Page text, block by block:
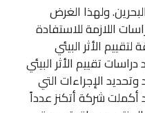
ولهذا الغرض
اللازمة للاستفادة
الأثر البيئي
تقييم الأثر البيئي
الإجراءات التي
أكملت شركة أتكنز عدداً